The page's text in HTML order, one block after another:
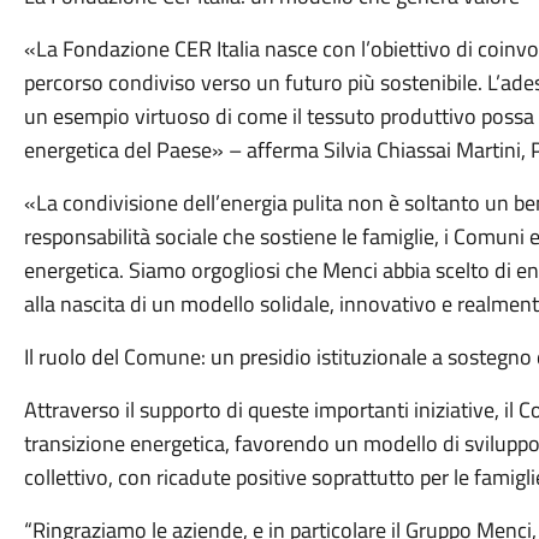
sono chiare le informazioni su questa
il comune